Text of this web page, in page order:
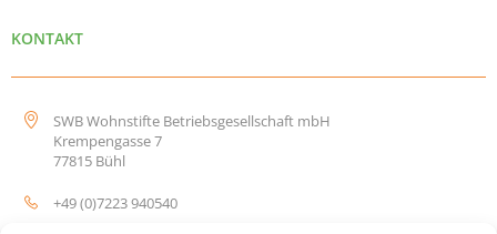
KONTAKT
SWB Wohnstifte Betriebsgesellschaft mbH
Krempengasse 7
77815 Bühl
+49 (0)7223 940540